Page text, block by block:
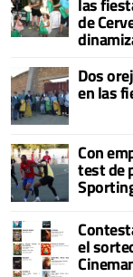
de
Dos
en las
Con
test de
el